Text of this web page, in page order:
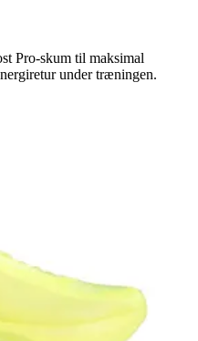
Pro-skum til maksimal
under træningen.